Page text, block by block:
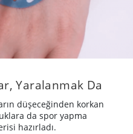
Yaralanmak Da
düşeceğinden korkan
da spor yapma
hazırladı.